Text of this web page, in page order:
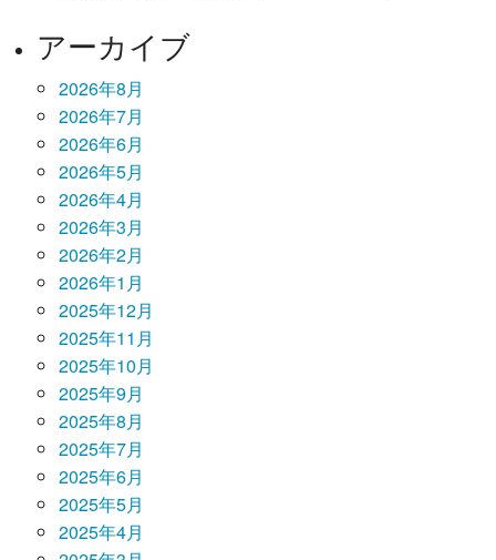
アーカイブ
2026年8月
2026年7月
2026年6月
2026年5月
2026年4月
2026年3月
2026年2月
2026年1月
2025年12月
2025年11月
2025年10月
2025年9月
2025年8月
2025年7月
2025年6月
2025年5月
2025年4月